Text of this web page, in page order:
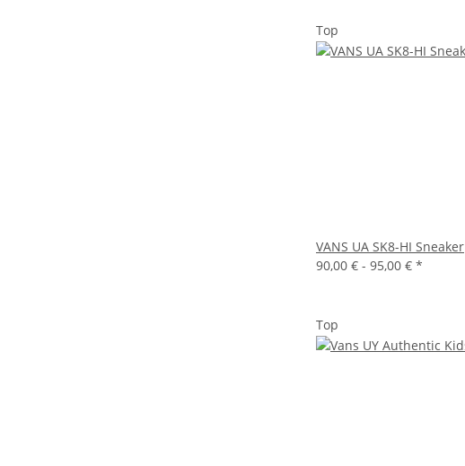
Top
VANS UA SK8-HI Sneaker
90,00 € - 95,00 € *
Top